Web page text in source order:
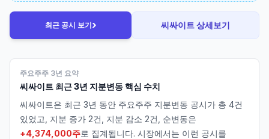
최근 공시 보기› 씨싸이트상세보기
주요주주 3년 요약
씨싸이트 최근 3년 지분변동 핵심 수치
씨싸이트은 최근 3년 동안 주요주주 지분변동 공시가 총 4건
있었고, 지분 증가 2건, 지분 감소 2건, 순변동은
+4,374,000주로 집계됩니다. 시장에서는 이런 공시를